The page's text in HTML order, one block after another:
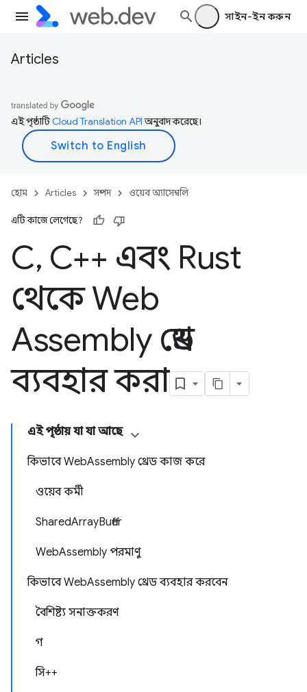
সাইন-ইন করুন
Articles
এই পৃষ্ঠাটিCloud Translation APIঅনুবাদ করেছে।
হোম Articles সম্পদ ওয়েব অ্যাসেম্বলি
এটি কাজে লেগেছে?
C, C++ এবং Rust
থেকে Web
Assembly থ্রেড
ব্যবহার করা
এই পৃষ্ঠায় যা যা আছে
কিভাবে WebAssembly থ্রেড কাজ করে
ওয়েব কর্মী
SharedArrayBuffer
WebAssembly পরমাণু
কিভাবে WebAssembly থ্রেড ব্যবহার করবেন
বৈশিষ্ট্য সনাক্তকরণ
গ
সি++